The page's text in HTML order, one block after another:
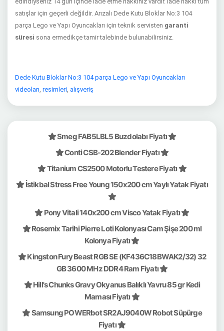
satışlar için geçerli değildir. Arızalı Dede Kutu Bloklar No:3 104
parça Lego ve Yapı Oyuncakları için teknik servisten garanti
süresi sona ermedikçe tamir talebinde bulunabilirsiniz.
Dede Kutu Bloklar No:3 104 parça Lego ve Yapı Oyuncakları
videoları, resimleri, alışveriş
Smeg FAB5LBL5 Buzdolabı Fiyatı
Conti CSB-202 Blender Fiyatı
Titanium CS2500 Motorlu Testere Fiyatı
İstikbal Stress Free Young 150x200 cm Yaylı Yatak Fiyatı
Pony Vitali 140x200 cm Visco Yatak Fiyatı
Rosemix Tarihi Pierre Loti Kolonyası Cam Şişe 200 ml
Kolonya Fiyatı
Kingston Fury Beast RGB SE (KF436C18BWAK2/32) 32
GB 3600 MHz DDR4 Ram Fiyatı
Hill's Chunks Gravy Okyanus Balıklı Yavru 85 gr Kedi
Maması Fiyatı
Samsung POWERbot SR2AJ9040W Robot Süpürge
Fiyatı